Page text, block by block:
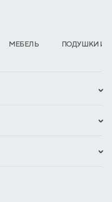
МЕБЕЛЬ ПОДУШКИ И